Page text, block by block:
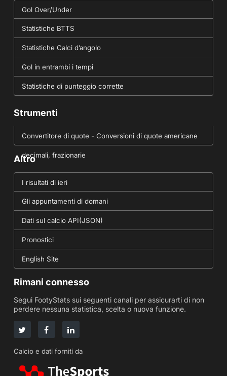
Gol Over/Under
Statistiche BTTS
Statistiche Calci d’angolo
Gol in entrambi i tempi
Statistiche di punteggio corrette
Strumenti
Convertitore di quote - Conversioni di quote americane
decimali, frazionarie
Altro
I risultati di ieri
Gli appuntamenti di domani
Dati sul calcio API(JSON)
Pronostici
English Site
Rimani connesso
Segui FootyStats sui seguenti canali per assicurarti di non
perdere nessuna statistica, scelta o nuova funzione.
Calcio e dati forniti da